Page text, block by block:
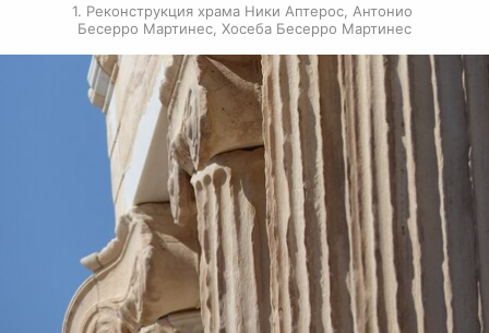
1. Реконструкция храма Ники Аптерос, Антонио
Бесерро Мартинес, Хосеба Бесерро Мартинес